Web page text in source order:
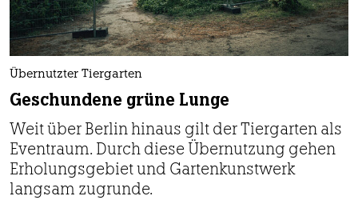
Übernutzter Tiergarten
Geschundene grüne Lunge
Weit über Berlin hinaus gilt der Tiergarten als
Eventraum. Durch diese Übernutzung gehen
Erholungsgebiet und Gartenkunstwerk
langsam zugrunde.